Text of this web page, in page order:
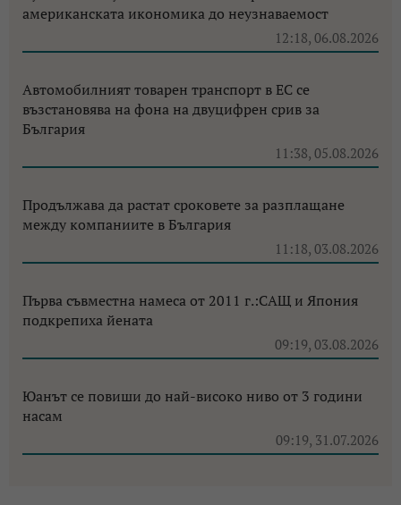
американската икономика до неузнаваемост
12:18, 06.08.2026
Автомобилният товарен транспорт в ЕС се
възстановява на фона на двуцифрен срив за
България
11:38, 05.08.2026
Продължава да растат сроковете за разплащане
между компаниите в България
11:18, 03.08.2026
Първа съвместна намеса от 2011 г.:САЩ и Япония
подкрепиха йената
09:19, 03.08.2026
Юанът се повиши до най-високо ниво от 3 години
насам
09:19, 31.07.2026